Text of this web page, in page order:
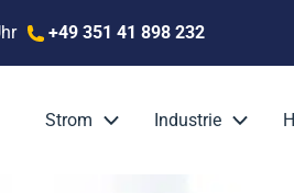
+49 351 41 898 232
Strom Industrie